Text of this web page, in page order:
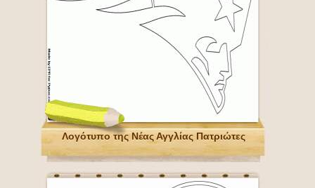
Λογότυπο της Νέας Αγγλίας Πατριώτες